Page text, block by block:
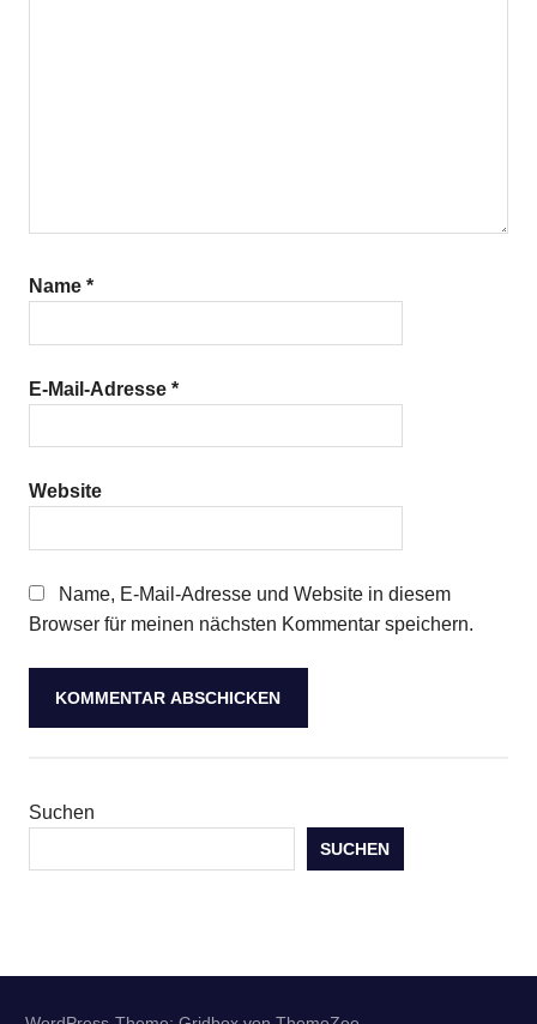
Name *
E-Mail-Adresse *
Website
Name, E-Mail-Adresse und Website in diesem
Browser für meinen nächsten Kommentar speichern.
Suchen
SUCHEN